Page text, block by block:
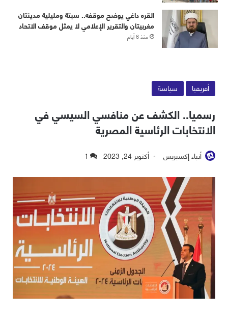
القره داغي يوضح موقفه.. سبتة ومليلية مدينتان
مغربيتان والتقرير الإعلامي لا يمثل موقف الاتحاد
منذ 6 أيام